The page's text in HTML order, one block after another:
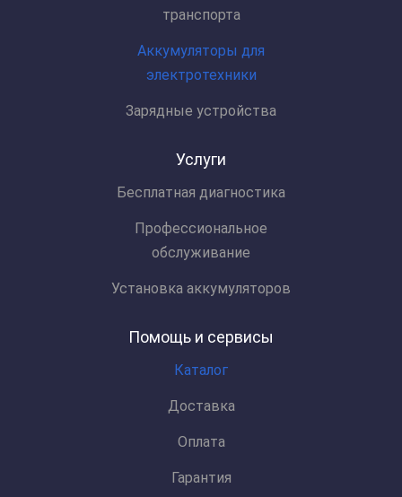
транспорта
Аккумуляторы для
электротехники
Зарядные устройства
Услуги
Бесплатная диагностика
Профессиональное
обслуживание
Установка аккумуляторов
Помощь и сервисы
Каталог
Доставка
Оплата
Гарантия